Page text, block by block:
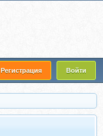
Регистрация Войти